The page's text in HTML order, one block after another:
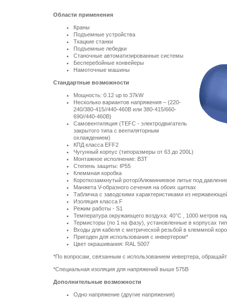
Области применения
Краны
Подъемные устройства
Ткацкие станки
Подъемные лебедки
Станочные автоматизированные системы
Бесперебойные конвейеры
Намоточные машины
Стандартные возможности
Мощность: 0.12 up to 37kW
Несколько вариантов напряжения – (220-
240/380-415//440-460В или 380-415/660-
690//440-460В)
Самовентиляция (TEFC - электродвигатель
закрытого типа с вентиляторным
охлаждением)
КПД класса EFF2
Чугунный корпус (типоразмеры от 63 до 200L)
Монтажное исполнение: B3T
Степень защиты: IP55
Клеммная коробка
Короткозамкнутый ротор/Алюминиевое литье под
Манжета V-образного сечения на обоих щитках
Табличка с заводскими характеристиками из
Изоляция класса F
Режим работы - S1
Температура окружающего воздуха: 40°C 1000 метров
Термисторы (по 1 на фазу), установленные в корпусах
Входы для кабеля с метрической резьбой в клеммной
Пригоден для использования с инвертером*
Цвет окрашивания: RAL 5007
*По вопросам, связанным с использованием инвертера,
*Специальная изоляция для напряжений выше 575В
Дополнительные возможности
Одно напряжение (другие напряжения)